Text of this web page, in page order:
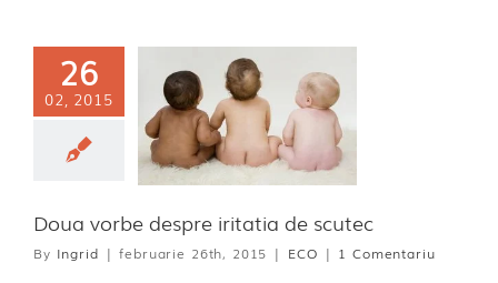
Dischete alaptare
26
02, 2015
vorbe
iritatia de
Doua vorbe despre iritatia de scutec
By Ingrid | februarie 26th, 2015 | ECO | 1 Comentariu